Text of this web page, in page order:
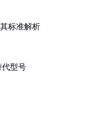
标准解析
代型号